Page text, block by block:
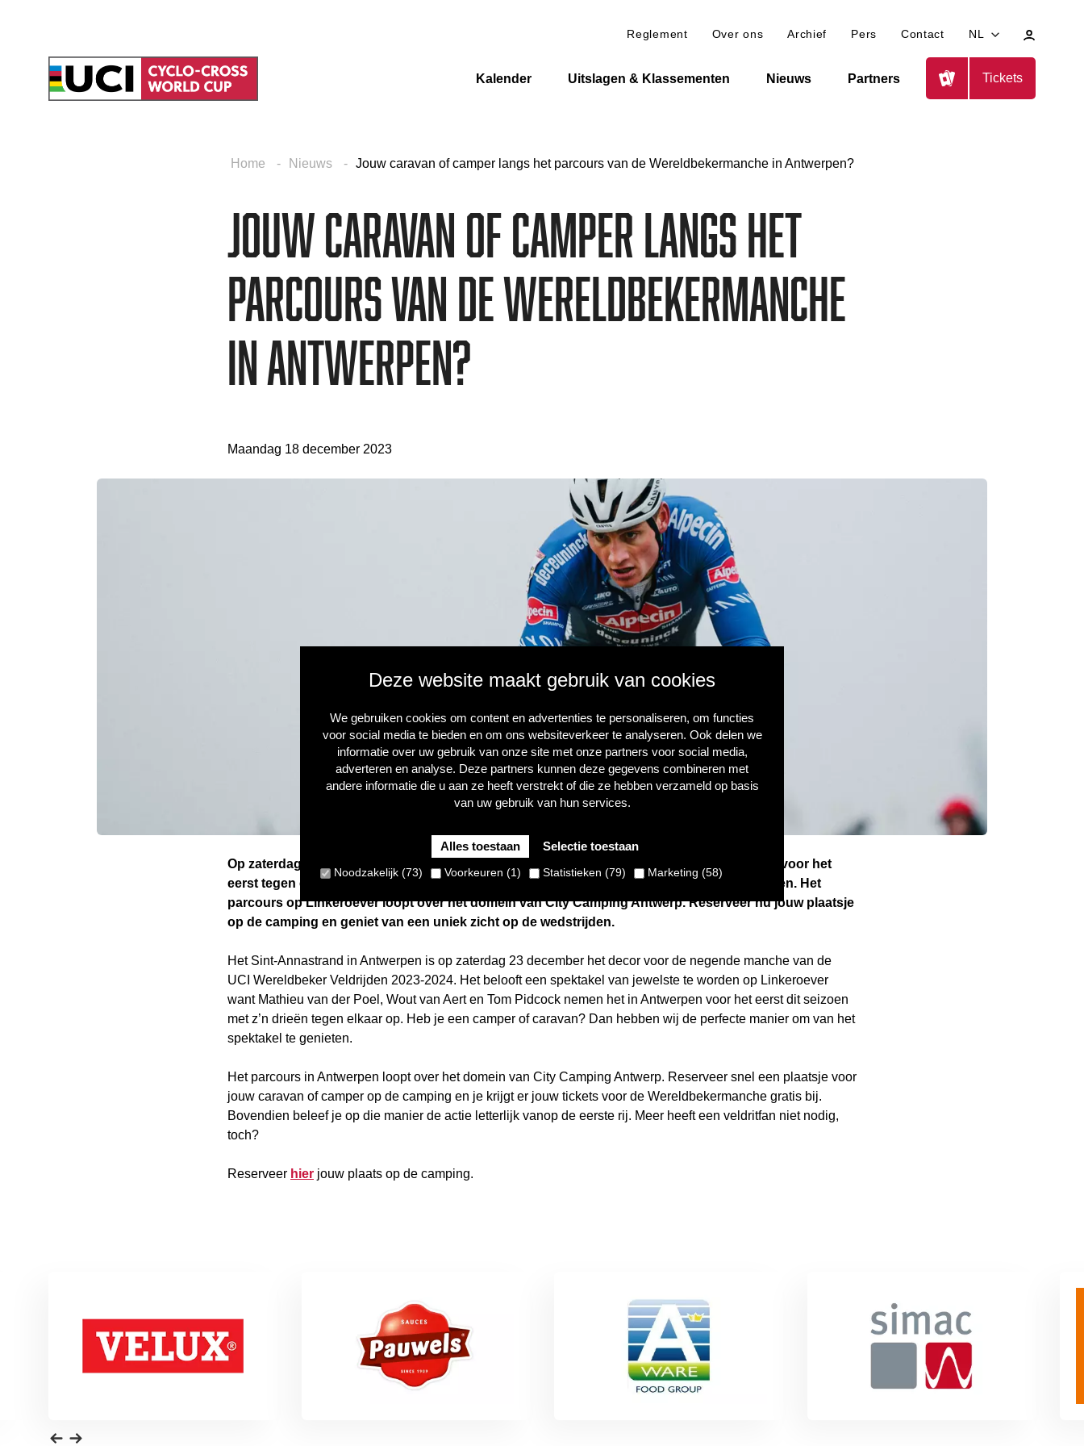
Deze website maakt gebruik van cookies
We gebruiken cookies om content en advertenties te personaliseren, om functies
voor social media te bieden en om ons websiteverkeer te analyseren. Ook delen we
informatie over uw gebruik van onze site met onze partners voor social media,
adverteren en analyse. Deze partners kunnen deze gegevens combineren met
andere informatie die u aan ze heeft verstrekt of die ze hebben verzameld op basis
van uw gebruik van hun services.
Alles toestaan Selectie toestaan
Noodzakelijk (73) Voorkeuren (1) Statistieken (79) Marketing (58)
Reglement Over ons Archief Pers Contact NL
Kalender Uitslagen & Klassementen Nieuws Partners Tickets
Home Nieuws Jouw caravan of camper langs het parcours van de Wereldbekermanche in Antwerpen?
Jouw caravan of camper langs het
parcours van de Wereldbekermanche
in Antwerpen?
Maandag 18 december 2023
Op zaterdag 23 december nemen Wout van Aert, Mathieu van der Poel en Tom Pidcock het voor het
eerst tegen elkaar op dit veldritseizoen. Dat doen ze op de Wereldbekermanche in Antwerpen. Het
parcours op Linkeroever loopt over het domein van City Camping Antwerp. Reserveer nu jouw plaatsje
op de camping en geniet van een uniek zicht op de wedstrijden.
Het Sint-Annastrand in Antwerpen is op zaterdag 23 december het decor voor de negende manche van de
UCI Wereldbeker Veldrijden 2023-2024. Het belooft een spektakel van jewelste te worden op Linkeroever
want Mathieu van der Poel, Wout van Aert en Tom Pidcock nemen het in Antwerpen voor het eerst dit seizoen
met z’n drieën tegen elkaar op. Heb je een camper of caravan? Dan hebben wij de perfecte manier om van het
spektakel te genieten.
Het parcours in Antwerpen loopt over het domein van City Camping Antwerp. Reserveer snel een plaatsje voor
jouw caravan of camper op de camping en je krijgt er jouw tickets voor de Wereldbekermanche gratis bij.
Bovendien beleef je op die manier de actie letterlijk vanop de eerste rij. Meer heeft een veldritfan niet nodig,
toch?
Reserveer hier jouw plaats op de camping.